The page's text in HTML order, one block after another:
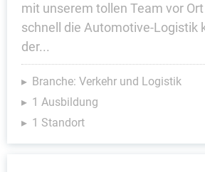
mit unserem tollen Team vor
schnell die Automotive-Logistik
der...
Branche: Verkehr und Logistik
1 Ausbildung
1 Standort